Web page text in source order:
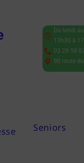
Du lundi
13h30 à
03 28 58
90 route
Seniors